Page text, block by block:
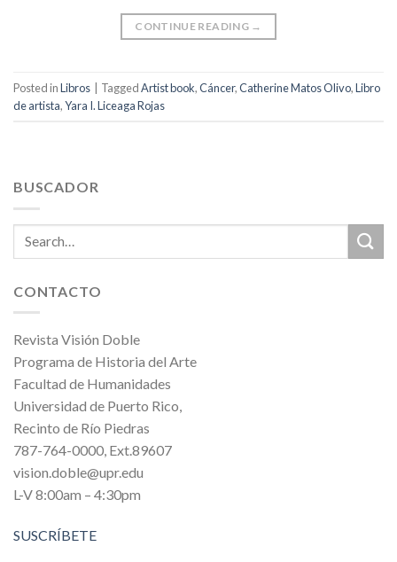
CONTINUE READING →
Posted inLibros TaggedArtist book,Cáncer,Catherine Matos Olivo,Libro
de artista,Yara I. Liceaga Rojas
BUSCADOR
CONTACTO
Revista Visión Doble
Programa de Historia del Arte
Facultad de Humanidades
Universidad de Puerto Rico,
Recinto de Río Piedras
787-764-0000, Ext.89607
vision.doble@upr.edu
L-V 8:00am – 4:30pm
SUSCRÍBETE